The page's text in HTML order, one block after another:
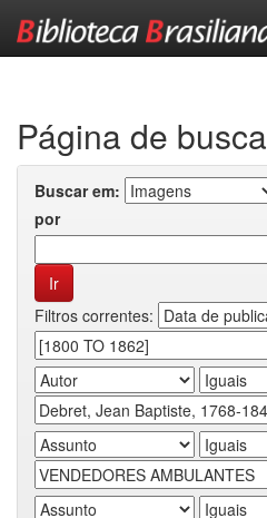
Página de busca
Buscar em:
por
Filtros correntes: